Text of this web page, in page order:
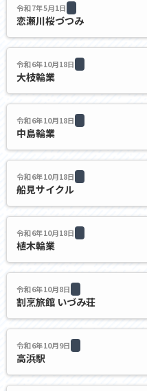
令和7年5月1日
恋瀬川桜づつみ
令和6年10月18日
大枝輪業
令和6年10月18日
中島輪業
令和6年10月18日
船見サイクル
令和6年10月18日
植木輪業
令和6年10月8日
割烹旅館 いづみ荘
令和6年10月9日
高浜駅